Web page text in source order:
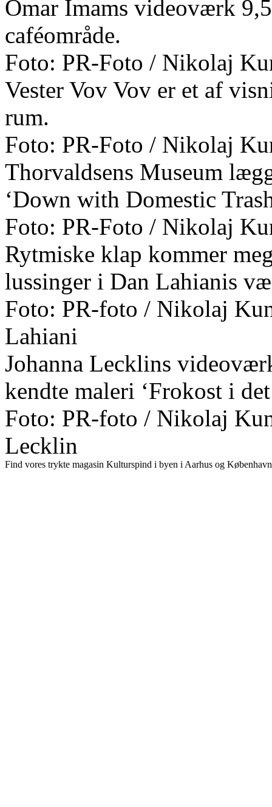
Omar Imams videoværk
caféområde.
Foto: PR-Foto / Nikolaj
Vester Vov Vov er et af
rum.
Foto: PR-Foto / Nikolaj
Thorvaldsens Museum
‘Down with Domestic
Foto: PR-Foto / Nikolaj
Rytmiske klap kommer
lussinger i Dan Lahianis
Foto: PR-foto / Nikolaj
Lahiani
Johanna Lecklins
kendte maleri ‘Frokost i
Foto: PR-foto / Nikolaj
Lecklin
Find vores trykte magasin Kulturspind i byen i Aarhus og København